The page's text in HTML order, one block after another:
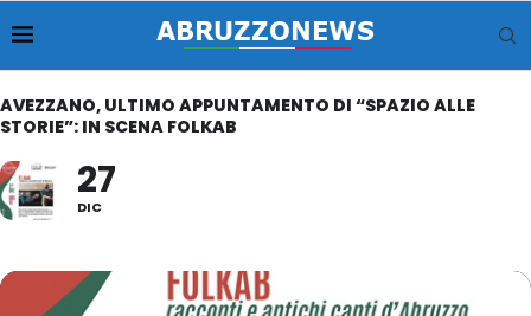
AVEZZANO, ULTIMO APPUNTAMENTO DI “SPAZIO ALLE
STORIE”: IN SCENA FOLKAB
27
DIC